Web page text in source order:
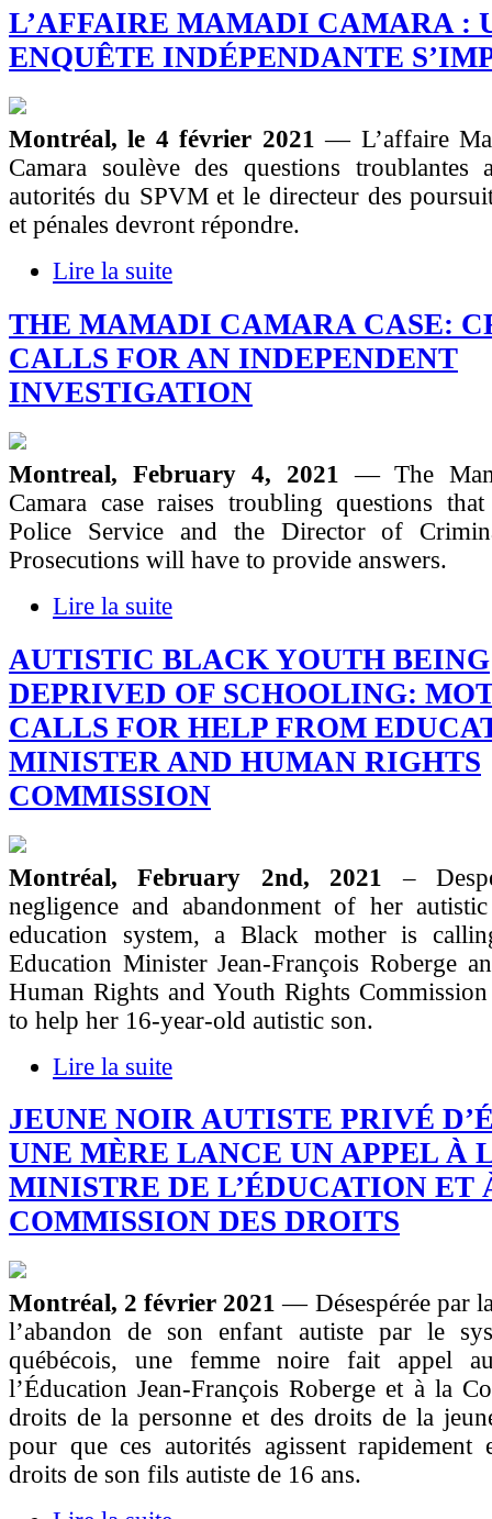
L’AFFAIRE MAMADI CAMARA :
ENQUÊTE INDÉPENDANTE
Montréal, le 4 février 2021— L’affaire
Camara soulève des questions troublantes
autorités du SPVM et le directeur des
et pénales devront répondre.
Lire la suite
THE MAMADI CAMARA CASE:
CALLS FOR AN INDEPENDENT
INVESTIGATION
Montreal, February 4, 2021— The
Camara case raises troubling questions
Police Service and the Director of
Prosecutions will have to provide answers.
Lire la suite
AUTISTIC BLACK YOUTH BEING
DEPRIVED OF SCHOOLING:
CALLS FOR HELP FROM
MINISTER AND HUMAN RIGHTS
COMMISSION
Montréal, February 2nd, 2021–
negligence and abandonment of her
education system, a Black mother is
Education Minister Jean-François Roberge
Human Rights and Youth Rights
to help her 16-year-old autistic son.
Lire la suite
JEUNE NOIR AUTISTE PRIVÉ
UNE MÈRE LANCE UN APPEL À
MINISTRE DE L’ÉDUCATION ET
COMMISSION DES DROITS
Montréal, 2 février 2021— Désespérée par
l’abandon de son enfant autiste par le
québécois, une femme noire fait appel
l’Éducation Jean-François Roberge et à la
droits de la personne et des droits de la
pour que ces autorités agissent rapidement
droits de son fils autiste de 16 ans.